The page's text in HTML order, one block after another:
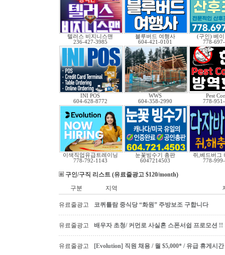
텔러스 비지니스맨
236-427-3985
블루버드 여행사
604-421-0101
(구인) 베
778-
INI POS
604-628-8772
WWS
604-358-2990
Pest
778-
이색직업유급트레이닝
778-792-1143
눈꽃빙수기 총판
6047214503
쥐,베드버그
778-
구인/구직 리스트 (유료줄광고 $120/month)
구분
지역
유료줄광고 코퀴틀람 중식당 “화원” 주방보조 구합니다
유료줄광고 배우자 초청/ 커먼로 사실혼 스폰서쉽 프로모션 !!
유료줄광고 [Evolution] 직원 채용 / 월 $5,000* / 유급 휴게시